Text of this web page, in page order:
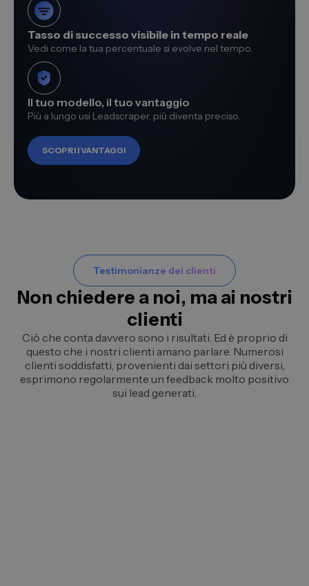
Tasso di successo visibile in tempo reale
Vedi come la tua percentuale si evolve nel tempo.
Il tuo modello, il tuo vantaggio
Più a lungo usi Leadscraper, più diventa preciso.
SCOPRI I VANTAGGI
Testimonianze dei clienti
Non chiedere a noi, ma ai nostri
clienti
Ciò che conta davvero sono i risultati. Ed è proprio di
questo che i nostri clienti amano parlare. Numerosi
clienti soddisfatti, provenienti dai settori più diversi,
esprimono regolarmente un feedback molto positivo
sui lead generati.